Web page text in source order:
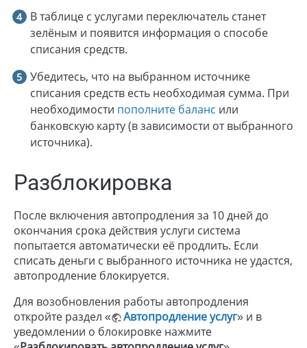
В таблице с услугами переключатель станет
зелёным и появится информация о способе
списания средств.
Убедитесь, что на выбранном источнике
списания средств есть необходимая сумма. При
необходимости пополните баланс или
банковскую карту (в зависимости от выбранного
источника).
Разблокировка
После включения автопродления за 10 дней до
окончания срока действия услуги система
попытается автоматически её продлить. Если
списать деньги с выбранного источника не удастся,
автопродление блокируется.
Для возобновления работы автопродления
откройте раздел «
Автопродление услуг» и в
уведомлении о блокировке нажмите